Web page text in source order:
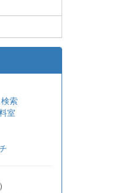
索
室